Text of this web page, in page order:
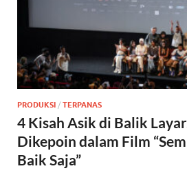
PRODUKSI / TERPANAS
4 Kisah Asik di Balik
Dikepoin dalam Film
Baik Saja”